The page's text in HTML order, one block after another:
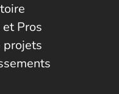
Pros
projets